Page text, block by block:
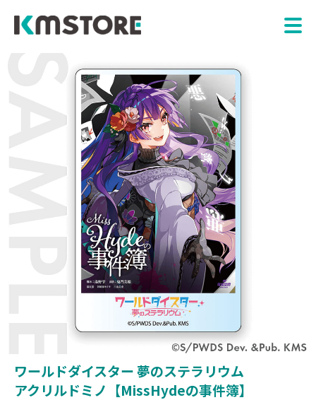
ワールドダイスター 夢のステラリウム
アクリルドミノ【MissHydeの事件簿】